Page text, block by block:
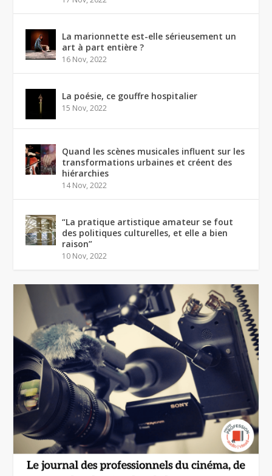
La marionnette est-elle sérieusement un
art à part entière ?
16 Nov, 2022
La poésie, ce gouffre hospitalier
15 Nov, 2022
Quand les scènes musicales influent sur les
transformations urbaines et créent des
hiérarchies
14 Nov, 2022
“La pratique artistique amateur se fout
des politiques culturelles, et elle a bien
raison”
10 Nov, 2022